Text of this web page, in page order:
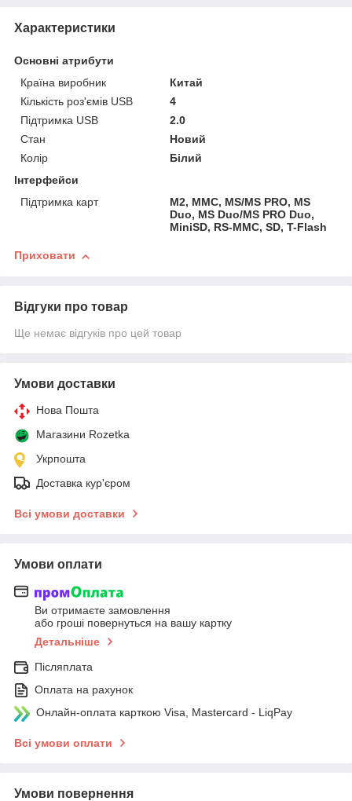
Характеристики
Основні атрибути
Країна виробник
Китай
Кількість роз'ємів USB
4
Підтримка USB
2.0
Стан
Новий
Колір
Білий
Інтерфейси
Підтримка карт
M2, MMC, MS/MS PRO, MS
Duo, MS Duo/MS PRO Duo,
MiniSD, RS-MMC, SD, T-Flash
Приховати
Відгуки про товар
Ще немає відгуків про цей товар
Умови доставки
Нова Пошта
Магазини Rozetka
Укрпошта
Доставка кур'єром
Всі умови доставки
Умови оплати
Ви отримаєте замовлення
або гроші повернуться на вашу картку
Детальніше
Післяплата
Оплата на рахунок
Онлайн-оплата карткою Visa, Mastercard - LiqPay
Всі умови оплати
Умови повернення